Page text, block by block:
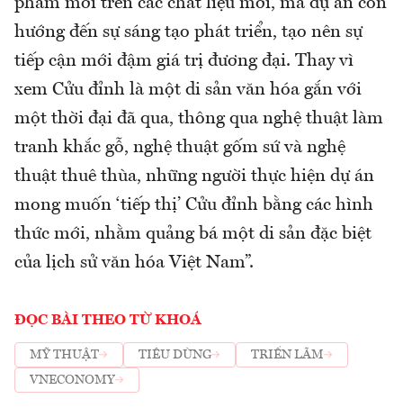
hướng đến sự sáng tạo phát triển, tạo nên sự
tiếp cận mới đậm giá trị đương đại. Thay vì
xem Cửu đỉnh là một di sản văn hóa gắn với
một thời đại đã qua, thông qua nghệ thuật làm
tranh khắc gỗ, nghệ thuật gốm sứ và nghệ
thuật thuê thùa, những người thực hiện dự án
mong muốn ‘tiếp thị’ Cửu đỉnh bằng các hình
thức mới, nhằm quảng bá một di sản đặc biệt
của lịch sử văn hóa Việt Nam”.
ĐỌC BÀI THEO TỪ KHOÁ
MỸ THUẬT TIÊU DÙNG
TRIỂN LÃM
VNECONOMY